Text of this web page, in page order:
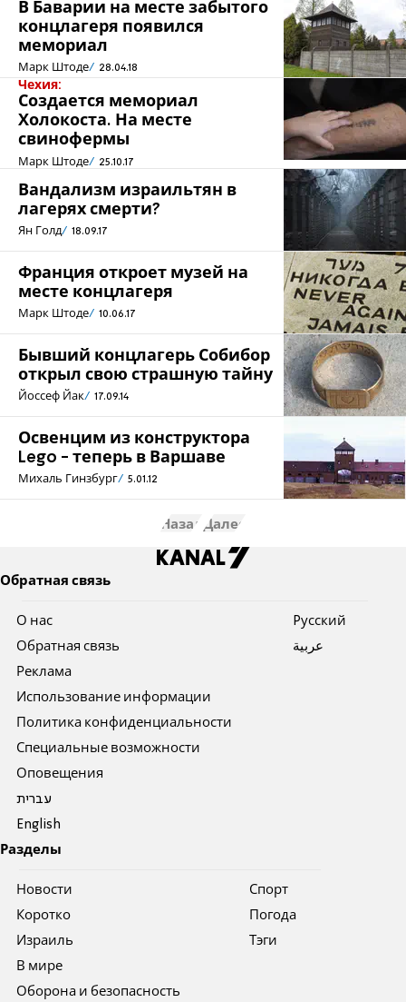
В Баварии на месте забытого
концлагеря появился
мемориал
Марк Штоде 28.04.18
Чехия:
Создается мемориал
Холокоста. На месте
свинофермы
Марк Штоде 25.10.17
Вандализм израильтян в
лагерях смерти?
Ян Голд 18.09.17
Франция откроет музей на
месте концлагеря
Марк Штоде 10.06.17
Бывший концлагерь Собибор
открыл свою страшную тайну
Йоссеф Йак 17.09.14
Освенцим из конструктора
Lego - теперь в Варшаве
Михаль Гинзбург 5.01.12
Назад Далее
Обратная связь
О нас
Обратная связь
Реклама
Использование информации
Политика конфиденциальности
Специальные возможности
Оповещения
עברית
English
Pусский
عربية
Разделы
Новости
Коротко
Израиль
В мире
Оборона и безопасность
Спорт
Погода
Тэги